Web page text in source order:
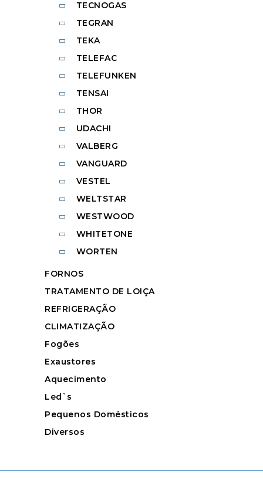
TECNOGAS
TEGRAN
TEKA
TELEFAC
TELEFUNKEN
TENSAI
THOR
UDACHI
VALBERG
VANGUARD
VESTEL
WELTSTAR
WESTWOOD
WHITETONE
WORTEN
FORNOS
TRATAMENTO DE LOIÇA
REFRIGERAÇÃO
CLIMATIZAÇÃO
Fogões
Exaustores
Aquecimento
Led`s
Pequenos Domésticos
Diversos